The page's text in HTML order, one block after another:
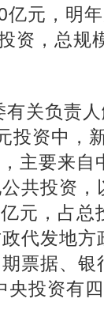
元，明
资，总
关负责
投资中，
主要来自
共投资
元，占总
代发地
票据、
央投资有